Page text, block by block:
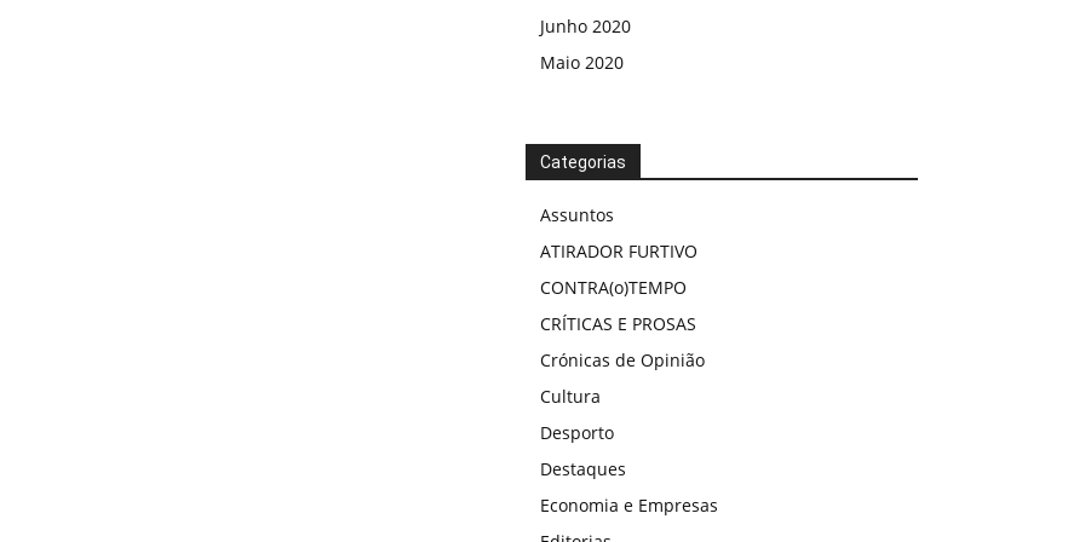
Junho 2020
Maio 2020
Categorias
Assuntos
ATIRADOR FURTIVO
CONTRA(o)TEMPO
CRÍTICAS E PROSAS
Crónicas de Opinião
Cultura
Desporto
Destaques
Economia e Empresas